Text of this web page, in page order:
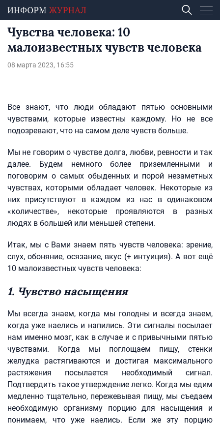
Чувства человека: 10
малоизвестных чувств человека
08 марта 2023, 16:55
Все знают, что люди обладают пятью основными
чувствами, которые известны каждому. Но не все
подозревают, что на самом деле чувств больше.
Мы не говорим о чувстве долга, любви, ревности и так
далее. Будем немного более приземленными и
поговорим о самых обыденных и порой незаметных
чувствах, которыми обладает человек. Некоторые из
них присутствуют в каждом из нас в одинаковом
«количестве», некоторые проявляются в разных
людях в большей или меньшей степени.
Итак, мы с Вами знаем пять чувств человека: зрение,
слух, обоняние, осязание, вкус (+ интуиция). А вот ещё
10 малоизвестных чувств человека:
1. Чувство насыщения
Мы всегда знаем, когда мы голодны и всегда знаем,
когда уже наелись и напились. Эти сигналы посылает
нам именно мозг, как в случае и с привычными пятью
чувствами. Когда мы поглощаем пищу, стенки
желудка растягиваются и достигая максимального
растяжения посылается необходимый сигнал.
Подтвердить такое утверждение легко. Когда мы едим
медленно тщательно, пережевывая пищу, мы съедаем
необходимую организму порцию для насыщения и
понимаем, что уже наелись. Если же эту порцию